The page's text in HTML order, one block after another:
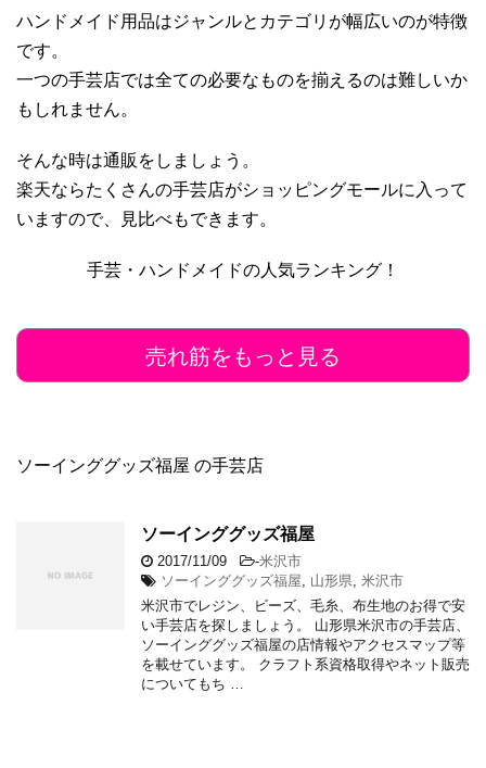
ハンドメイド用品はジャンルとカテゴリが幅広いのが特徴
です。
一つの手芸店では全ての必要なものを揃えるのは難しいか
もしれません。
そんな時は通販をしましょう。
楽天ならたくさんの手芸店がショッピングモールに入って
いますので、見比べもできます。
手芸・ハンドメイドの人気ランキング！
売れ筋をもっと見る
ソーインググッズ福屋 の手芸店
ソーインググッズ福屋
2017/11/09 -米沢市
ソーインググッズ福屋
山形県 米沢市
米沢市でレジン、ビーズ、毛糸、布生地のお得で安
い手芸店を探しましょう。 山形県米沢市の手芸店、
ソーインググッズ福屋の店情報やアクセスマップ等
を載せています。 クラフト系資格取得やネット販売
についてもち …